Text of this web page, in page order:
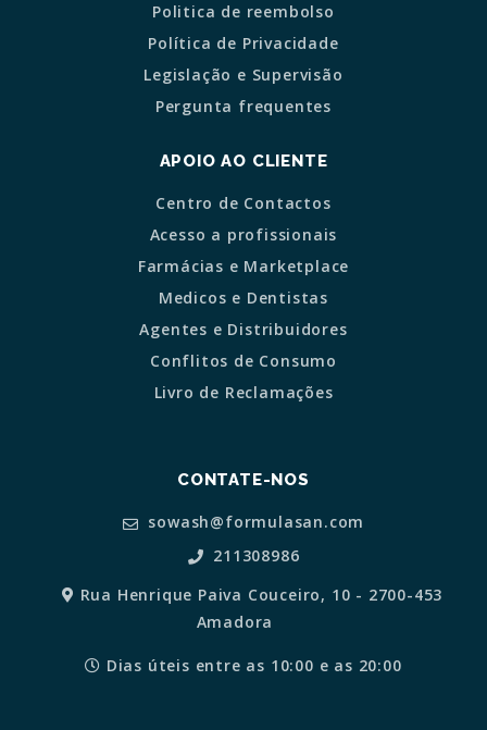
Politica de reembolso
Política de Privacidade
Legislação e Supervisão
Pergunta frequentes
APOIO AO CLIENTE
Centro de Contactos
Acesso a profissionais
Farmácias e Marketplace
Medicos e Dentistas
Agentes e Distribuidores
Conflitos de Consumo
Livro de Reclamações
CONTATE-NOS
sowash@formulasan.com
211308986
Rua Henrique Paiva Couceiro, 10 - 2700-453
Amadora
Dias úteis entre as 10:00 e as 20:00